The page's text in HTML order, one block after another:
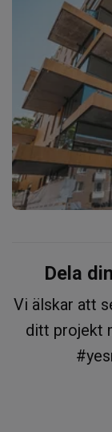
Dela
Vi älskar att
ditt projekt